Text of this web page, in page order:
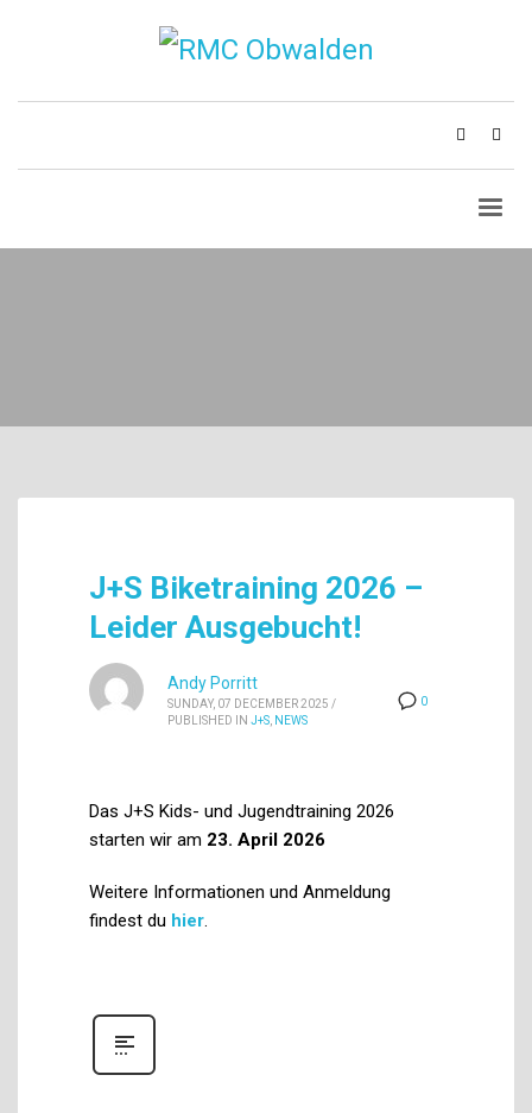
J+S Biketraining 2026 –
Leider Ausgebucht!
0
Andy Porritt
SUNDAY, 07 DECEMBER 2025 /
PUBLISHED IN J+S NEWS
Das J+S Kids- und Jugendtraining 2026
starten wir am 23. April 2026
Weitere Informationen und Anmeldung
findest du hier